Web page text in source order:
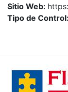
Sitio Web:
Tipo de Control: